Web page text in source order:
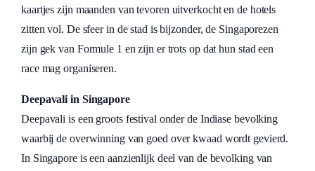
kaartjes zijn maanden van tevoren uitverkocht en de hotels
zitten vol. De sfeer in de stad is bijzonder, de Singaporezen
zijn gek van Formule 1 en zijn er trots op dat hun stad een
race mag organiseren.
Deepavali in Singapore
Deepavali is een groots festival onder de Indiase bevolking
waarbij de overwinning van goed over kwaad wordt gevierd.
In Singapore is een aanzienlijk deel van de bevolking van